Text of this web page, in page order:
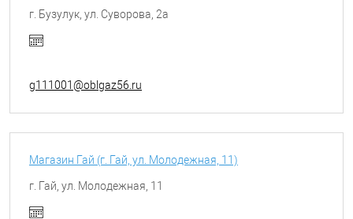
г. Бузулук, ул. Суворова, 2а
g111001@oblgaz56.ru
Магазин Гай (г. Гай, ул. Молодежная, 11)
г. Гай, ул. Молодежная, 11